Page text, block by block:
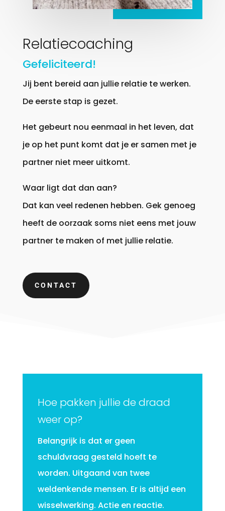
Relatiecoaching
Gefeliciteerd!
Jij bent bereid aan jullie relatie te werken.
De eerste stap is gezet.
Het gebeurt nou eenmaal in het leven, dat
je op het punt komt dat je er samen met je
partner niet meer uitkomt.
Waar ligt dat dan aan?
Dat kan veel redenen hebben. Gek genoeg
heeft de oorzaak soms niet eens met jouw
partner te maken of met jullie relatie.
CONTACT
Hoe pakken jullie de draad
weer op?
Belangrijk is dat er geen
schuldvraag gesteld hoeft te
worden. Uitgaand van twee
weldenkende mensen. Er is altijd een
wisselwerking. Actie en reactie.